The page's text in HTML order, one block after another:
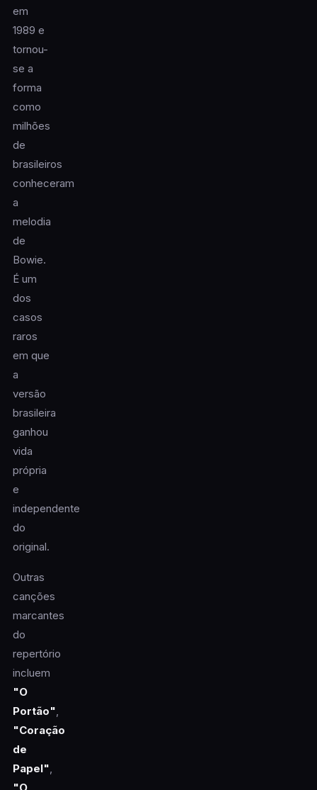
em
1989 e
tornou-
se a
forma
como
milhões
de
brasileiros
conheceram
a
melodia
de
Bowie.
É um
dos
casos
raros
em que
a
versão
brasileira
ganhou
vida
própria
e
independente
do
original.
Outras
canções
marcantes
do
repertório
incluem
"O
Portão",
"Coração
de
Papel",